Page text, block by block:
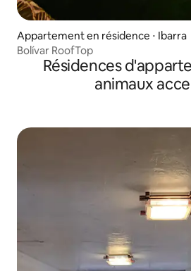
Appartement en résidence ⋅ Ibarra
Bolívar RoofTop
Résidences
animaux